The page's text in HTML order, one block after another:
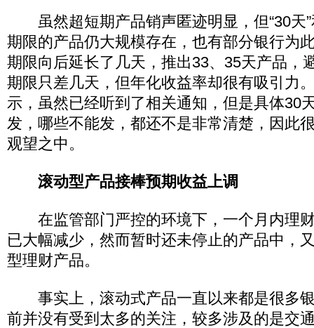
虽然超短期产品销声匿迹明显，但“30天”
期限的产品仍大规模存在，也有部分银行为
期限向后延长了几天，推出33、35天产品，
期限只差几天，但年化收益率却很有吸引力
示，虽然已经听到了相关通知，但是具体30
发，哪些不能发，都还不是非常清楚，因此
观望之中。
滚动型产品接棒预期收益上调
在监管部门严控的环境下，一个月内理
已大幅减少，然而暂时还未停止的产品中，
型理财产品。
事实上，滚动式产品一直以来都是很多
前并没有受到太多的关注，较多涉及的是交